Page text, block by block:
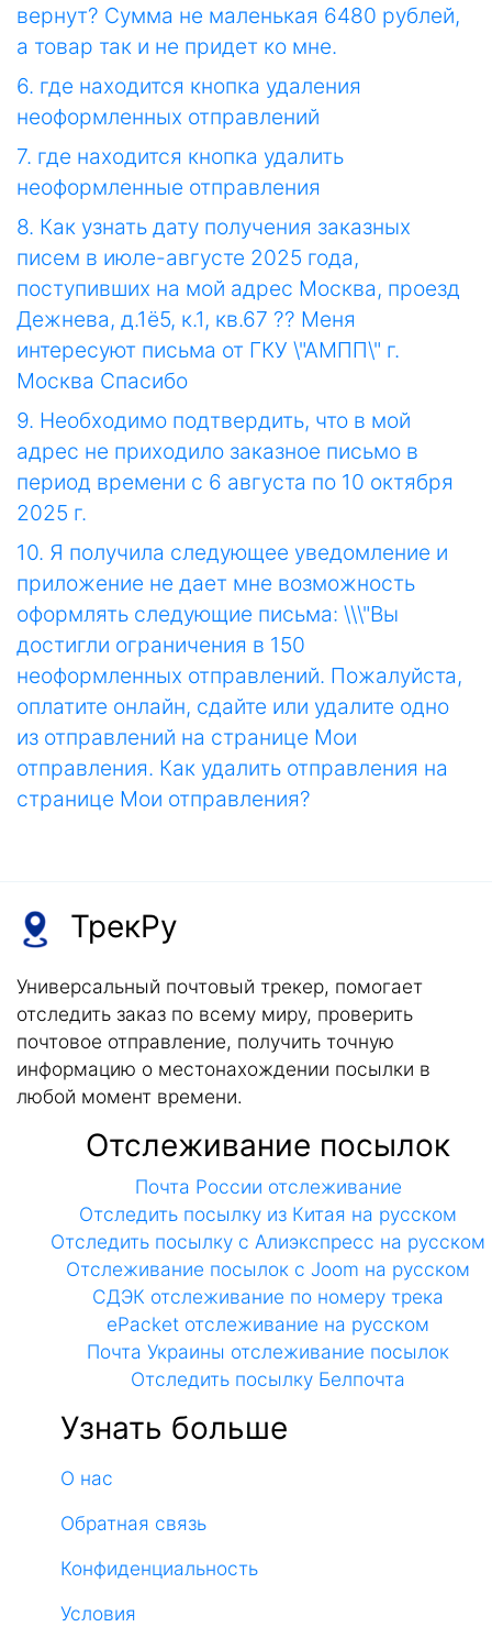
вернут? Сумма не маленькая 6480 рублей,
а товар так и не придет ко мне.
6. где находится кнопка удаления
неоформленных отправлений
7. где находится кнопка удалить
неоформленные отправления
8. Как узнать дату получения заказных
писем в июле-августе 2025 года,
поступивших на мой адрес Москва, проезд
Дежнева, д.1ё5, к.1, кв.67 ?? Меня
интересуют письма от ГКУ \"АМПП\" г.
Москва Спасибо
9. Необходимо подтвердить, что в мой
адрес не приходило заказное письмо в
период времени с 6 августа по 10 октября
2025 г.
10. Я получила следующее уведомление и
приложение не дает мне возможность
оформлять следующие письма: \\\"Вы
достигли ограничения в 150
неоформленных отправлений. Пожалуйста,
оплатите онлайн, сдайте или удалите одно
из отправлений на странице Мои
отправления. Как удалить отправления на
странице Мои отправления?
ТрекРу
Универсальный почтовый трекер, помогает
отследить заказ по всему миру, проверить
почтовое отправление, получить точную
информацию о местонахождении посылки в
любой момент времени.
Отслеживание посылок
Почта России отслеживание
Отследить посылку из Китая на русском
Отследить посылку с Алиэкспресс на русском
Отслеживание посылок с Joom на русском
СДЭК отслеживание по номеру трека
ePacket отслеживание на русском
Почта Украины отслеживание посылок
Отследить посылку Белпочта
Узнать больше
О нас
Обратная связь
Конфиденциальность
Условия